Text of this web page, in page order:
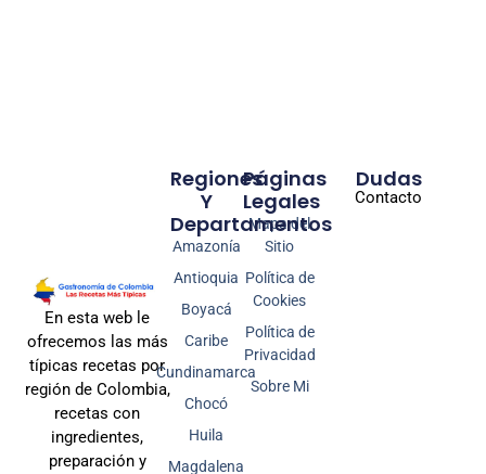
En esta web le
ofrecemos las más
típicas recetas por
región de Colombia,
recetas con
ingredientes,
preparación y
Páginas
Legales
Mapa del
Sitio
Política de
Cookies
Política de
Privacidad
Sobre Mi
Regiones
Y
Departamentos
Amazonía
Antioquia
Boyacá
Caribe
Cundinamarca
Chocó
Huila
Magdalena
Dudas
Contacto